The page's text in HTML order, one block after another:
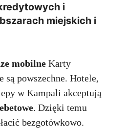
i
miejskich i
mobilne Karty
są powszechne. Hotele,
w Kampali akceptują
. Dzięki temu
bezgotówkowo.